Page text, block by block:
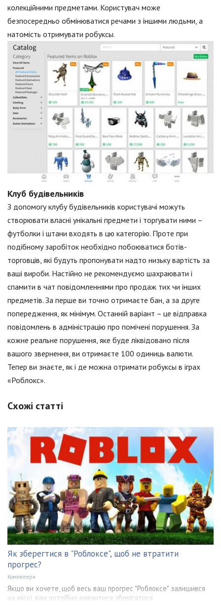
колекційними предметами. Користувач може
безпосередньо обмінюватися речами з іншими людьми, а
натомість отримувати робуксы.
Клуб будівельників
З допомогу клубу будівельників користувачі можуть
створювати власні унікальні предмети і торгувати ними –
футболки і штани входять в цю категорію. Проте при
подібному заробіток необхідно побоюватися ботів-
торговців, які будуть пропонувати надто низьку вартість за
ваші вироби. Настійно не рекомендуємо шахраювати і
спамити в чат повідомленнями про продаж тих чи інших
предметів. За перше ви точно отримаєте бан, а за друге
попередження, як мінімум. Останній варіант – це відправка
повідомлень в адміністрацію про помічені порушення. За
кожне реальне порушення, яке буде ліквідовано після
вашого звернення, ви отримаєте 100 одиниць валюти.
Тепер ви знаєте, як і де можна отримати робуксы в іграх
«Роблокс».
Схожі статті
Як зберегтися в "Роблоксе", щоб не втратити
прогрес?
Компютери
Якщо ви хочете, щоб весь ваш прогрес "Роблоксе" залишився
на місці, вам потрібно навчитися зберігатися.